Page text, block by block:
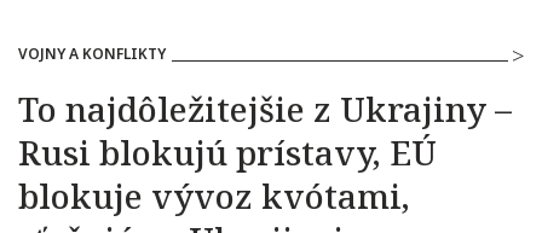
VOJNY A KONFLIKTY
To najdôležitejšie z Ukrajiny –
Rusi blokujú prístavy, EÚ
blokuje vývoz kvótami,